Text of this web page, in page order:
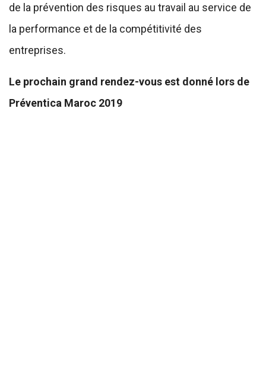
de la prévention des risques au travail au service de
la performance et de la compétitivité des
entreprises.
Le prochain grand rendez-vous est donné lors de
Préventica Maroc 2019